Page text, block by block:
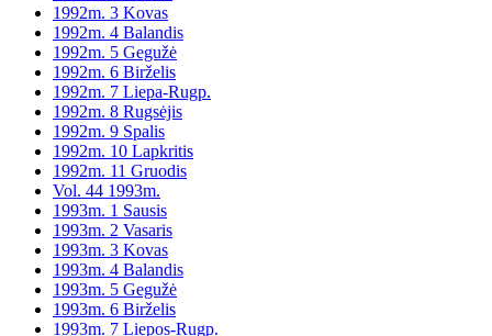
1992m. 3 Kovas
1992m. 4 Balandis
1992m. 5 Gegužė
1992m. 6 Birželis
1992m. 7 Liepa-Rugp.
1992m. 8 Rugsėjis
1992m. 9 Spalis
1992m. 10 Lapkritis
1992m. 11 Gruodis
Vol. 44 1993m.
1993m. 1 Sausis
1993m. 2 Vasaris
1993m. 3 Kovas
1993m. 4 Balandis
1993m. 5 Gegužė
1993m. 6 Birželis
1993m. 7 Liepos-Rugp.